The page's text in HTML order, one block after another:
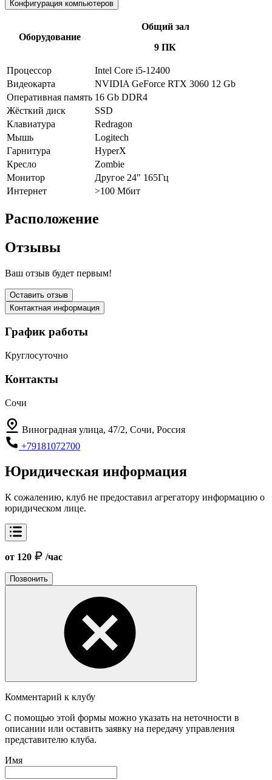
Конфигурация компьютеров
Оборудование
Общий зал
9 ПК
Процессор
Intel Core i5-12400
Видеокарта
NVIDIA GeForce RTX 3060 12 Gb
Оперативная память 16 Gb DDR4
Жёсткий диск
SSD
Клавиатура
Redragon
Мышь
Logitech
Гарнитура
HyperX
Кресло
Zombie
Монитор
Другое 24" 165Гц
Интернет
>100 Мбит
Расположение
Отзывы
Ваш отзыв будет первым!
Оставить отзыв
Контактная информация
График работы
Круглосуточно
Контакты
Сочи
Виноградная улица, 47/2, Сочи, Россия
+79181072700
Юридическая информация
К сожалению, клуб не предоставил агрегатору информацию о
юридическом лице.
от 120 /час
Позвонить
Комментарий к клубу
С помощью этой формы можно указать на неточности в
описании или оставить заявку на передачу управления
представителю клуба.
Имя